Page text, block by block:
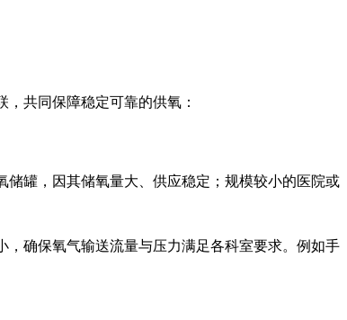
共同保障稳定可靠的供氧：
罐，因其储氧量大、供应稳定；规模较小的医院或
确保氧气输送流量与压力满足各科室要求。例如手